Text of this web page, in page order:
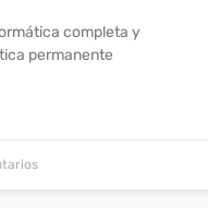
completa y
permanente